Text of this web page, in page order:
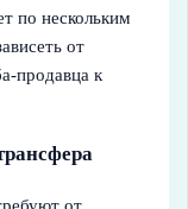
по нескольким
от
продавца к